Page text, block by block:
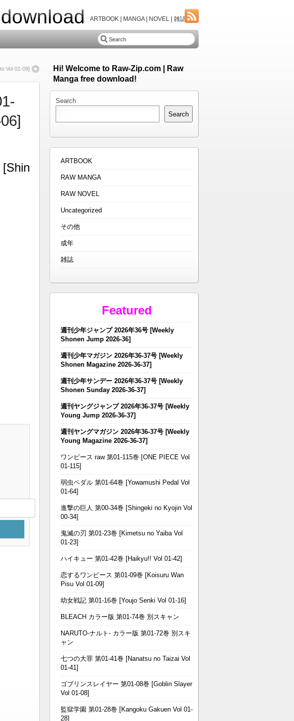
ARTBOOK | MANGA | NOVEL | 雑誌
Vol 01-09]
Hi! Welcome to Raw-Zip.com | Raw
Manga free download!
Search
Search
ARTBOOK
RAW MANGA
RAW NOVEL
Uncategorized
その他
成年
雑誌
Featured
週刊少年ジャンプ 2026年36号 [Weekly
Shonen Jump 2026-36]
週刊少年マガジン 2026年36-37号 [Weekly
Shonen Magazine 2026-36-37]
週刊少年サンデー 2026年36-37号 [Weekly
Shonen Sunday 2026-36-37]
週刊ヤングジャンプ 2026年36-37号 [Weekly
Young Jump 2026-36-37]
週刊ヤングマガジン 2026年36-37号 [Weekly
Young Magazine 2026-36-37]
ワンピース raw 第01-115巻 [ONE PIECE Vol
01-115]
弱虫ペダル 第01-64巻 [Yowamushi Pedal Vol
01-64]
進撃の巨人 第00-34巻 [Shingeki no Kyojin Vol
00-34]
鬼滅の刃 第01-23巻 [Kimetsu no Yaiba Vol
01-23]
ハイキュー 第01-42巻 [Haikyu!! Vol 01-42]
恋するワンピース 第01-09巻 [Koisuru Wan
Pisu Vol 01-09]
幼女戦記 第01-16巻 [Youjo Senki Vol 01-16]
BLEACH カラー版 第01-74巻 別スキャン
NARUTO-ナルト- カラー版 第01-72巻 別スキ
ャン
七つの大罪 第01-41巻 [Nanatsu no Taizai Vol
01-41]
ゴブリンスレイヤー 第01-08巻 [Goblin Slayer
Vol 01-08]
監獄学園 第01-28巻 [Kangoku Gakuen Vol 01-
28]